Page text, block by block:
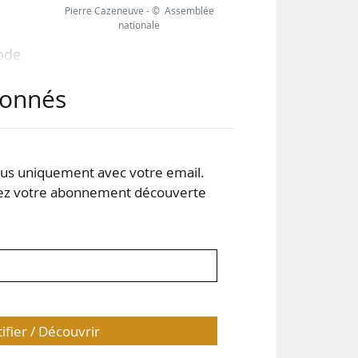
Pierre Cazeneuve - © Assemblée
nationale
uniquement avec votre email.
votre abonnement découverte
/ Découvrir